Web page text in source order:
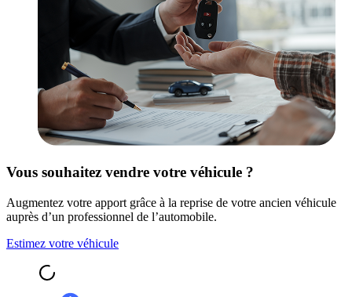
Vous souhaitez vendre votre véhicule ?
Augmentez votre apport grâce à la reprise de votre ancien véhicule
auprès d’un professionnel de l’automobile.
Estimez votre véhicule